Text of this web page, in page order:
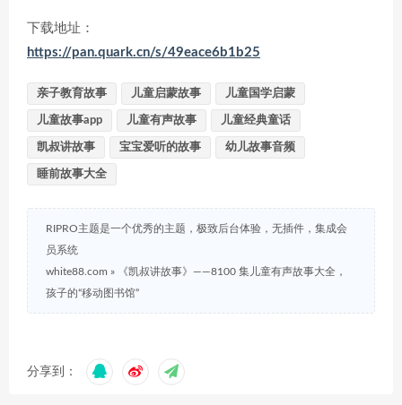
下载地址：
https://pan.quark.cn/s/49eace6b1b25
亲子教育故事 儿童启蒙故事 儿童国学启蒙
儿童故事app 儿童有声故事 儿童经典童话
凯叔讲故事 宝宝爱听的故事 幼儿故事音频
睡前故事大全
RIPRO主题是一个优秀的主题，极致后台体验，无插件，集成会
员系统
white88.com »
《凯叔讲故事》——8100 集儿童有声故事大全，
孩子的“移动图书馆”
分享到：